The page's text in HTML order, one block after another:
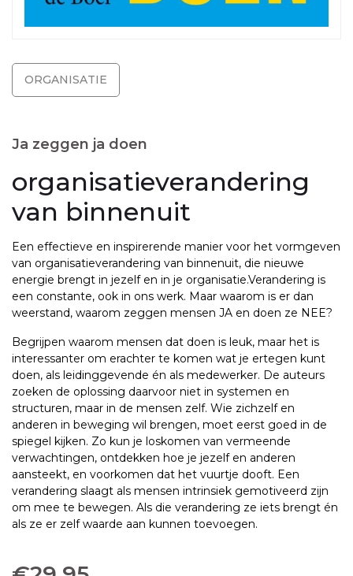
ORGANISATIE
Ja zeggen ja doen
organisatieverandering
van binnenuit
Een effectieve en inspirerende manier voor het vormgeven
van organisatieverandering van binnenuit, die nieuwe
energie brengt in jezelf en in je organisatie.Verandering is
een constante, ook in ons werk. Maar waarom is er dan
weerstand, waarom zeggen mensen JA en doen ze NEE?
Begrijpen waarom mensen dat doen is leuk, maar het is
interessanter om erachter te komen wat je ertegen kunt
doen, als leidinggevende én als medewerker. De auteurs
zoeken de oplossing daarvoor niet in systemen en
structuren, maar in de mensen zelf. Wie zichzelf en
anderen in beweging wil brengen, moet eerst goed in de
spiegel kijken. Zo kun je loskomen van vermeende
verwachtingen, ontdekken hoe je jezelf en anderen
aansteekt, en voorkomen dat het vuurtje dooft. Een
verandering slaagt als mensen intrinsiek gemotiveerd zijn
om mee te bewegen. Als die verandering ze iets brengt én
als ze er zelf waarde aan kunnen toevoegen.